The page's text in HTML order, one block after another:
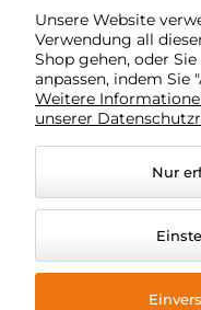
Vorschriften
Mein Konto
O Unternehmen
Unsere Website
Verwendung all
Shop gehen, oder
anpassen, indem Sie
Weitere
unserer
Nur